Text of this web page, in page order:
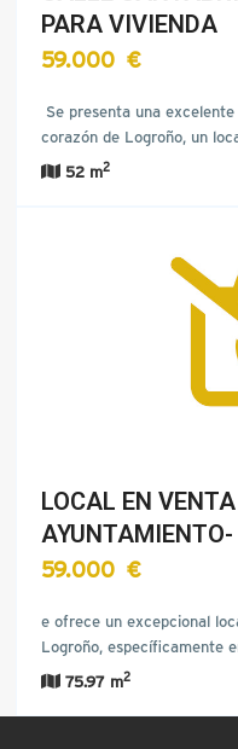
PARA VIVIENDA
59.000 €
Se presenta una
corazón de Logroño, un
52 m2
LOCAL EN
59.000 €
e ofrece un excepcional
Logroño, específicamente
75.97 m2